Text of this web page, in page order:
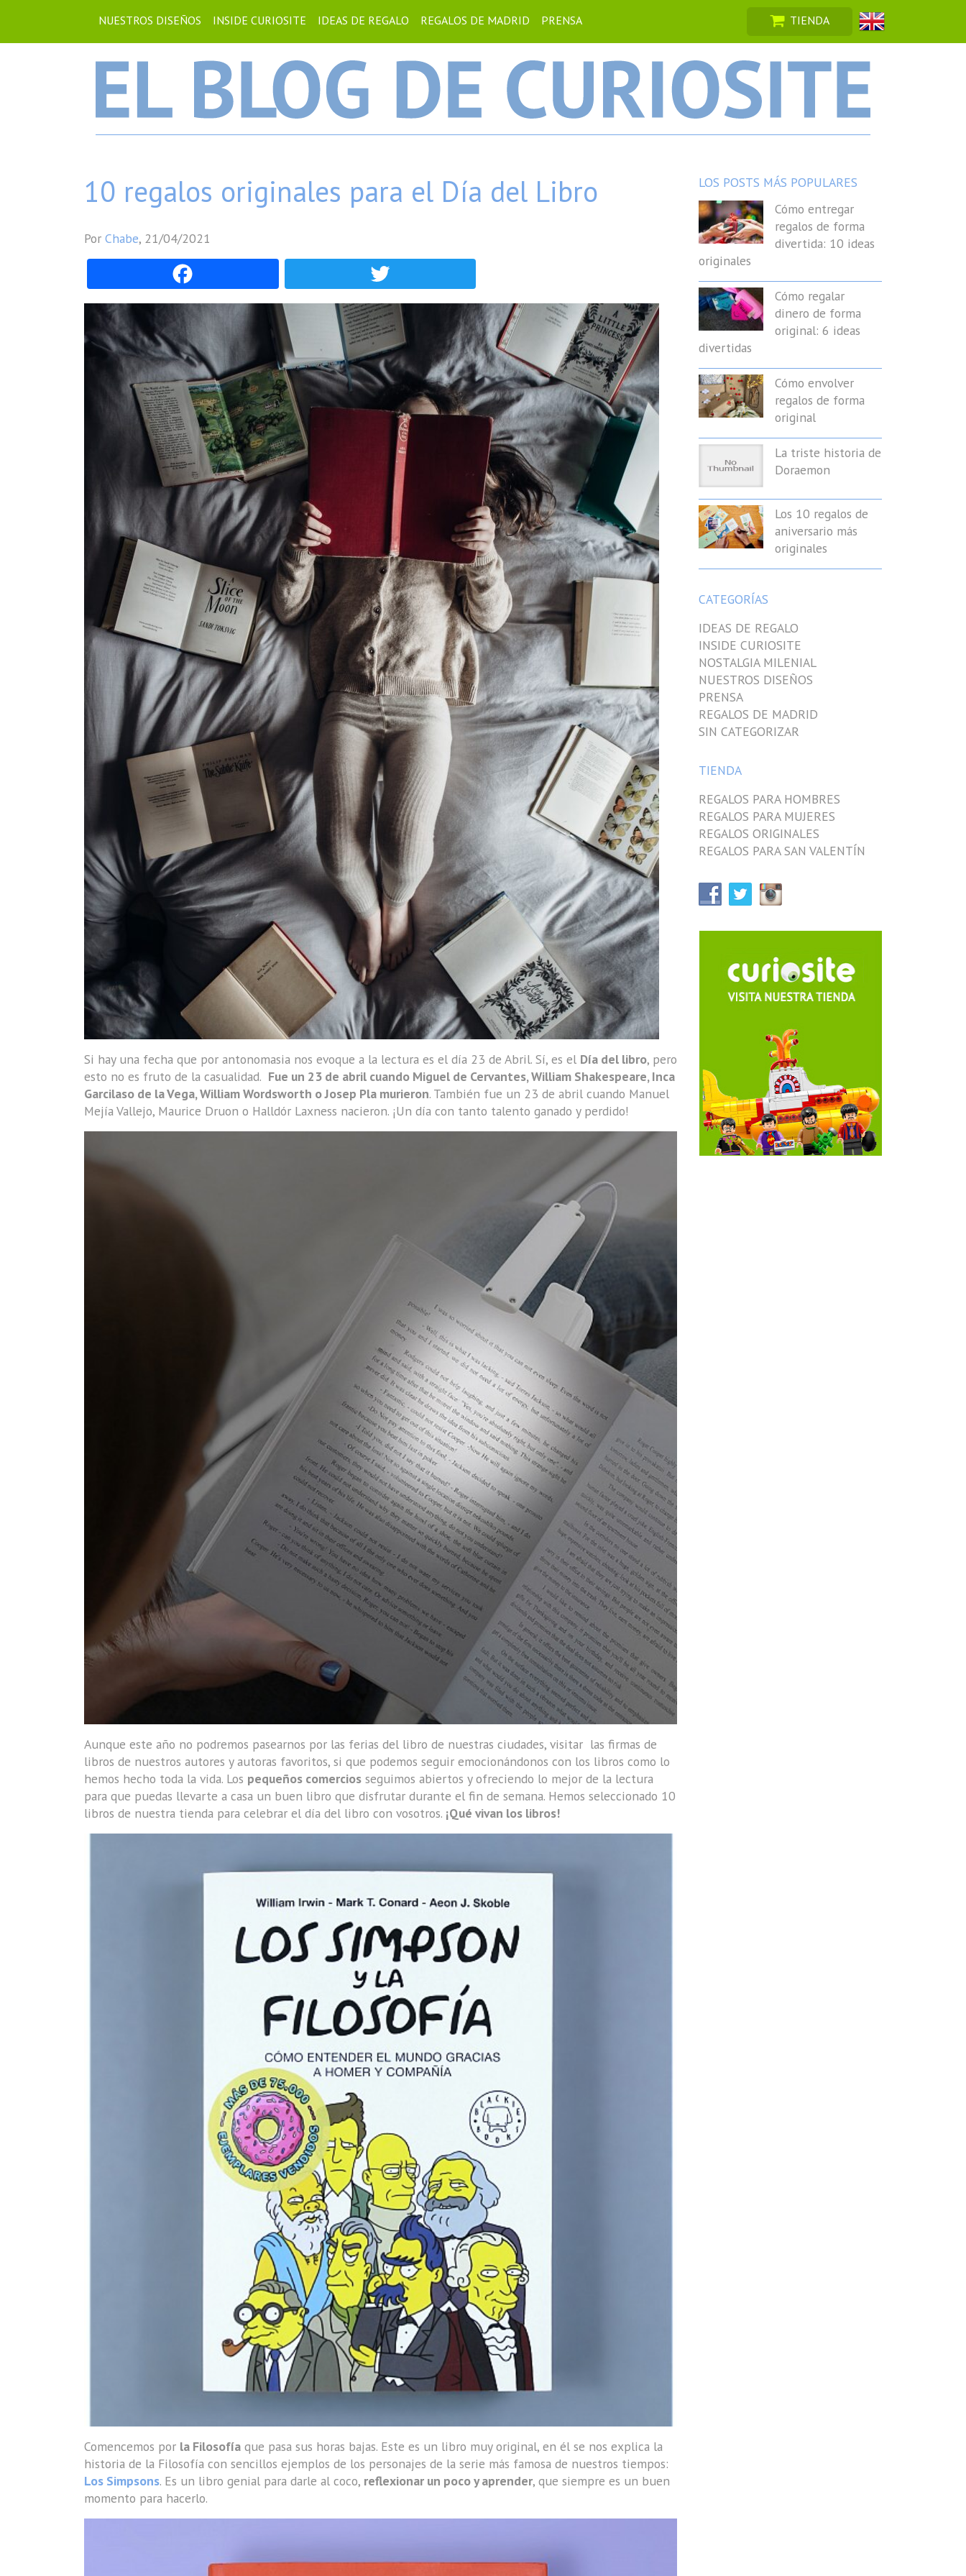
NUESTROS DISEÑOS INSIDE CURIOSITE IDEAS DE REGALO REGALOS DE MADRID PRENSA TIENDA
10 regalos originales para el Día del Libro
Por Chabe, 21/04/2021
Facebook
Si hay una fecha que por antonomasia nos evoque a la lectura es el día 23 de Abril. Sí, es el Día del libro, pero
esto no es fruto de la casualidad. Fue un 23 de abril cuando Miguel de Cervantes, William Shakespeare, Inca
Garcilaso de la Vega, William Wordsworth o Josep Pla murieron. También fue un 23 de abril cuando Manuel
Mejía Vallejo, Maurice Druon o Halldór Laxness nacieron. ¡Un día con tanto talento ganado y perdido!
Aunque este año no podremos pasearnos por las ferias del libro de nuestras ciudades, visitar las firmas de
libros de nuestros autores y autoras favoritos, si que podemos seguir emocionándonos con los libros como lo
hemos hecho toda la vida. Los pequeños comercios seguimos abiertos y ofreciendo lo mejor de la lectura
para que puedas llevarte a casa un buen libro que disfrutar durante el fin de semana. Hemos seleccionado 10
libros de nuestra tienda para celebrar el día del libro con vosotros. ¡Qué vivan los libros!
Comencemos por la Filosofía que pasa sus horas bajas. Este es un libro muy original, en él se nos explica la
historia de la Filosofía con sencillos ejemplos de los personajes de la serie más famosa de nuestros tiempos:
Los Simpsons. Es un libro genial para darle al coco, reflexionar un poco y aprender, que siempre es un buen
momento para hacerlo.
LOS POSTS MÁS POPULARES
Cómo entregar
regalos de forma
divertida: 10 ideas
originales
Cómo regalar
dinero de forma
original: 6 ideas
divertidas
Cómo envolver
regalos de forma
original
La triste historia de
Doraemon
Los 10 regalos de
aniversario más
originales
CATEGORÍAS
IDEAS DE REGALO
INSIDE CURIOSITE
NOSTALGIA MILENIAL
NUESTROS DISEÑOS
PRENSA
REGALOS DE MADRID
SIN CATEGORIZAR
TIENDA
REGALOS PARA HOMBRES
REGALOS PARA MUJERES
REGALOS ORIGINALES
REGALOS PARA SAN VALENTÍN